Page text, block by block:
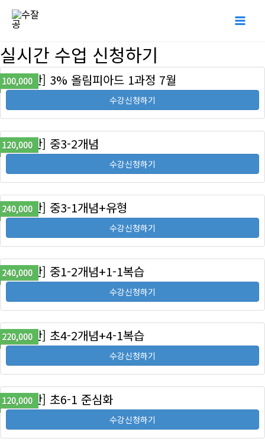
로
건
너
뛰
기
실시간 수업 신청하기
100,000
[정규반] 3% 올림피아드 1과정 7월
수강신청하기
120,000
[정규반] 중3-2개념
수강신청하기
240,000
[정규반] 중3-1개념+유형
수강신청하기
240,000
[정규반] 중1-2개념+1-1복습
수강신청하기
220,000
[정규반] 초4-2개념+4-1복습
수강신청하기
120,000
[특강반] 초6-1 준심화
수강신청하기